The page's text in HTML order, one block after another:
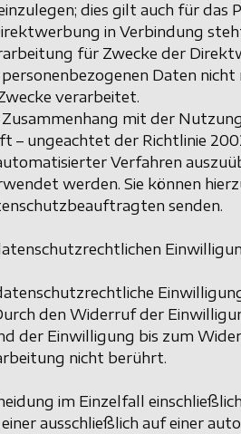
dies gilt auch für das
in Verbindung
für Zwecke der
Daten nicht
verarbeitet.
mit der
– ungeachtet der Richtlinie
Verfahren
werden. Sie können
senden.
den Widerruf der
der Einwilligung bis zum
nicht berührt.
im Einzelfall
ausschließlich auf einer